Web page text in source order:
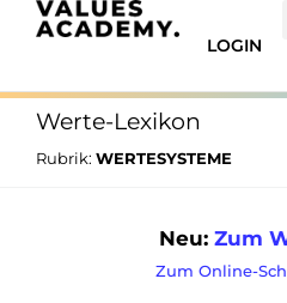
LOGIN
Werte-Lexikon
Rubrik: WERTESYSTEME
Neu: Zum
Zum Online-